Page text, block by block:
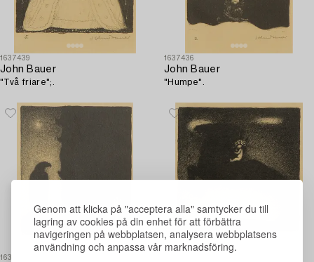
Genom att klicka på "acceptera alla" samtycker du till
lagring av cookies på din enhet för att förbättra
navigeringen på webbplatsen, analysera webbplatsens
användning och anpassa vår marknadsföring.
1637439
John Bauer
"Två friare";.
1637436
John Bauer
"Humpe".
1637438